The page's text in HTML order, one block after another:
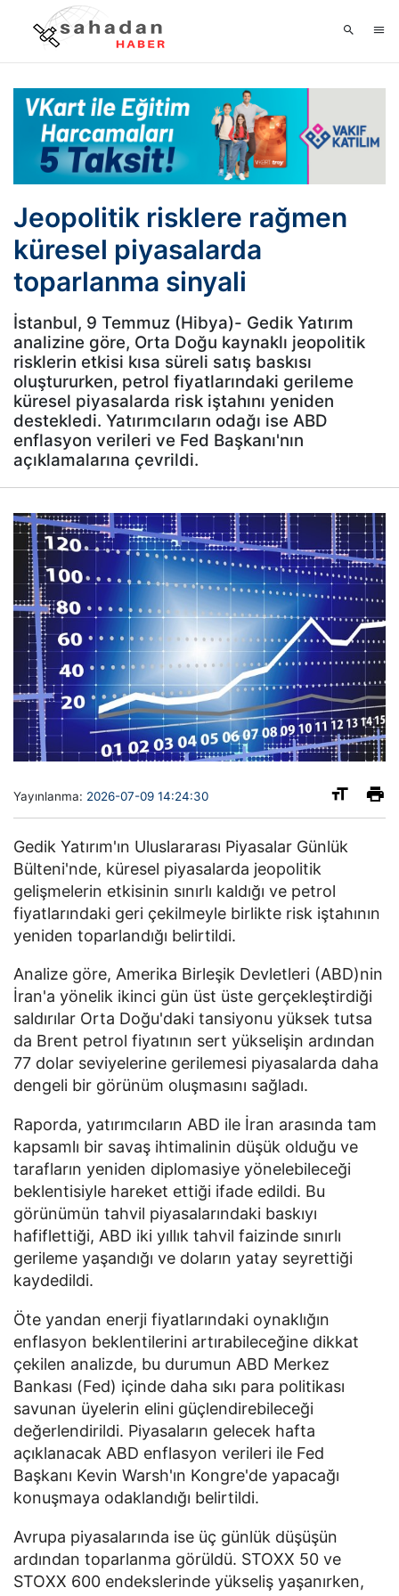
Jeopolitik risklere rağmen
küresel piyasalarda
toparlanma sinyali
İstanbul, 9 Temmuz (Hibya)- Gedik Yatırım
analizine göre, Orta Doğu kaynaklı jeopolitik
risklerin etkisi kısa süreli satış baskısı
oluştururken, petrol fiyatlarındaki gerileme
küresel piyasalarda risk iştahını yeniden
destekledi. Yatırımcıların odağı ise ABD
enflasyon verileri ve Fed Başkanı'nın
açıklamalarına çevrildi.
Yayınlanma: 2026-07-09 14:24:30
Gedik Yatırım'ın Uluslararası Piyasalar Günlük
Bülteni'nde, küresel piyasalarda jeopolitik
gelişmelerin etkisinin sınırlı kaldığı ve petrol
fiyatlarındaki geri çekilmeyle birlikte risk iştahının
yeniden toparlandığı belirtildi.
Analize göre, Amerika Birleşik Devletleri (ABD)nin
İran'a yönelik ikinci gün üst üste gerçekleştirdiği
saldırılar Orta Doğu'daki tansiyonu yüksek tutsa
da Brent petrol fiyatının sert yükselişin ardından
77 dolar seviyelerine gerilemesi piyasalarda daha
dengeli bir görünüm oluşmasını sağladı.
Raporda, yatırımcıların ABD ile İran arasında tam
kapsamlı bir savaş ihtimalinin düşük olduğu ve
tarafların yeniden diplomasiye yönelebileceği
beklentisiyle hareket ettiği ifade edildi. Bu
görünümün tahvil piyasalarındaki baskıyı
hafiflettiği, ABD iki yıllık tahvil faizinde sınırlı
gerileme yaşandığı ve doların yatay seyrettiği
kaydedildi.
Öte yandan enerji fiyatlarındaki oynaklığın
enflasyon beklentilerini artırabileceğine dikkat
çekilen analizde, bu durumun ABD Merkez
Bankası (Fed) içinde daha sıkı para politikası
savunan üyelerin elini güçlendirebileceği
değerlendirildi. Piyasaların gelecek hafta
açıklanacak ABD enflasyon verileri ile Fed
Başkanı Kevin Warsh'ın Kongre'de yapacağı
konuşmaya odaklandığı belirtildi.
Avrupa piyasalarında ise üç günlük düşüşün
ardından toparlanma görüldü. STOXX 50 ve
STOXX 600 endekslerinde yükseliş yaşanırken,